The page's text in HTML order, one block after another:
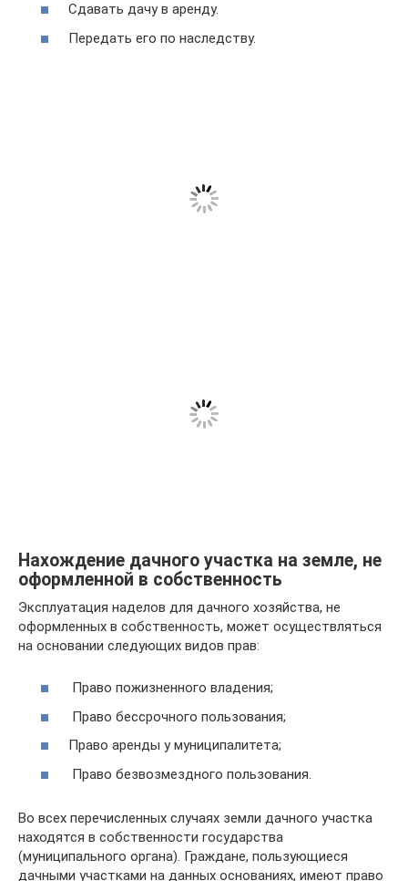
Сдавать дачу в аренду.
Передать его по наследству.
Нахождение дачного участка на земле, не
оформленной в собственность
Эксплуатация наделов для дачного хозяйства, не
оформленных в собственность, может осуществляться
на основании следующих видов прав:
Право пожизненного владения;
Право бессрочного пользования;
Право аренды у муниципалитета;
Право безвозмездного пользования.
Во всех перечисленных случаях земли дачного участка
находятся в собственности государства
(муниципального органа). Граждане, пользующиеся
дачными участками на данных основаниях, имеют право